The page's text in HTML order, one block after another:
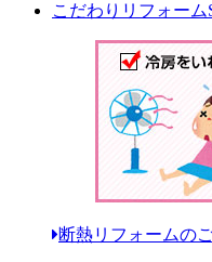
こだわりリフォーム
断熱リフォームの